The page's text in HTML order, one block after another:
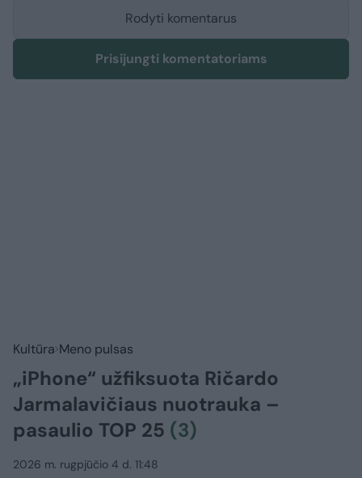
Rodyti komentarus
Prisijungti komentatoriams
Kultūra Meno pulsas
„iPhone“ užfiksuota Ričardo
Jarmalavičiaus nuotrauka –
pasaulio TOP 25 (3)
2026 m. rugpjūčio 4 d. 11:48